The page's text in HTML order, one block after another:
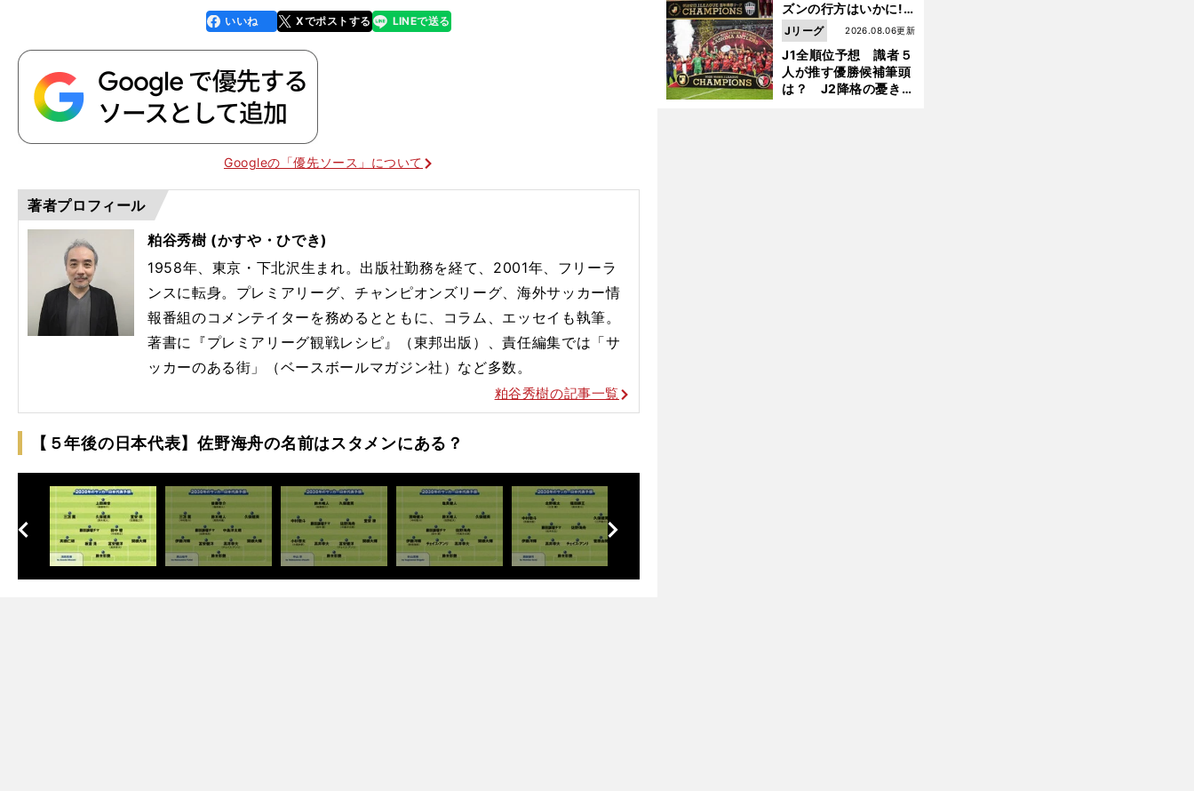
faceboo
k
いいね Xでポストする
line LINEで送る
Googleの「優先ソース」について
著者プロフィール
粕谷秀樹 (かすや・ひでき)
1958年、東京・下北沢生まれ。出版社勤務を経て、2001年 、フリーラ
ンスに転身。プレミアリーグ、チャンピオンズリーグ、 海外サッカー情
報番組のコメンテイターを務めるとともに、コラム
、エッセイも執筆。
著書に『プレミアリーグ観戦レシピ』（東邦出版）、責任編集では「サ
ッカーのある街」（ベースボールマガジン社）など多数。
粕谷秀樹の記事一覧
【５年後の日本代表】佐野海舟の名前はスタメンにある？
次
へ
前
へ
、
ズンの行方はいかに!?
５人の識者が全順位
を大胆予想
J1全順位予想 識者５
人が推す優勝候補筆頭
は？ J2降格の憂き目
2026.08.06更新
Jリーグ